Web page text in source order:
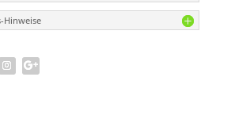
Hinweise